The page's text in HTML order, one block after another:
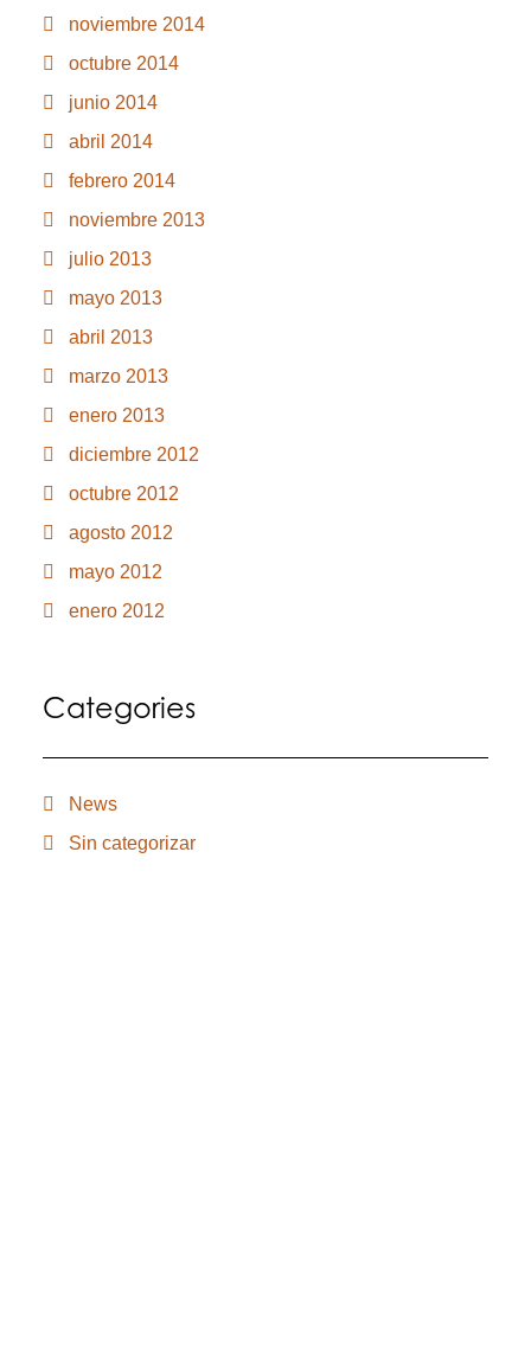
noviembre 2014
octubre 2014
junio 2014
abril 2014
febrero 2014
noviembre 2013
julio 2013
mayo 2013
abril 2013
marzo 2013
enero 2013
diciembre 2012
octubre 2012
agosto 2012
mayo 2012
enero 2012
Categories
News
Sin categorizar